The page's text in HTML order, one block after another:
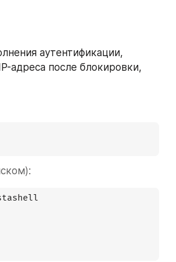
аутентификации,
адреса после блокировки,